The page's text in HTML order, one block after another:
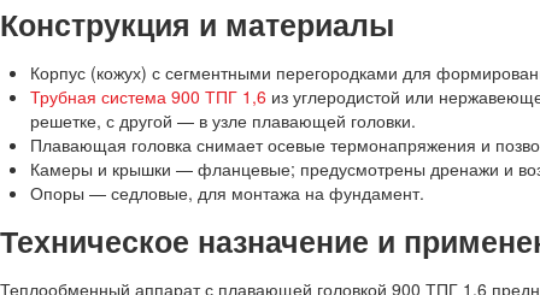
Конструкция и материалы
Корпус (кожух) с сегментными перегородками для
Трубная система 900 ТПГ 1,6 из углеродистой или
решетке, с другой — в узле плавающей головки.
Плавающая головка снимает осевые термонапряжения и
Камеры и крышки — фланцевые; предусмотрены дренажи и
Опоры — седловые, для монтажа на фундамент.
Техническое назначение и
Теплообменный аппарат с плавающей головкой 900 ТПГ 1,6